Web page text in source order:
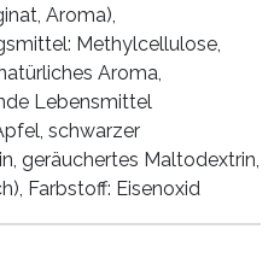
Aroma),
Methylcellulose,
Aroma,
Lebensmittel
schwarzer
geräuchertes Maltodextrin,
Farbstoff: Eisenoxid